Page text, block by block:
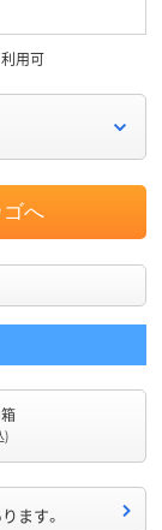
用可
ゴへ
)
ます。